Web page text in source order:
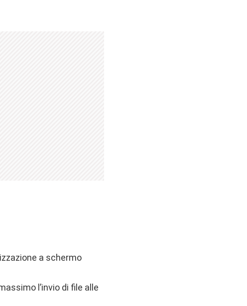
a schermo
l’invio di file alle